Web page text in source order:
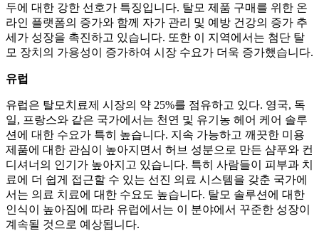
두에 대한 강한 선호가 특징입니다. 탈모 제품 구매를 위한 온
라인 플랫폼의 증가와 함께 자가 관리 및 예방 건강의 증가 추
세가 성장을 촉진하고 있습니다. 또한 이 지역에서는 첨단 탈
모 장치의 가용성이 증가하여 시장 수요가 더욱 증가했습니다.
유럽
유럽은 탈모치료제 시장의 약 25%를 점유하고 있다. 영국, 독
일, 프랑스와 같은 국가에서는 천연 및 유기농 헤어 케어 솔루
션에 대한 수요가 특히 높습니다. 지속 가능하고 깨끗한 미용
제품에 대한 관심이 높아지면서 허브 성분으로 만든 샴푸와 컨
디셔너의 인기가 높아지고 있습니다. 특히 사람들이 피부과 치
료에 더 쉽게 접근할 수 있는 선진 의료 시스템을 갖춘 국가에
서는 의료 치료에 대한 수요도 높습니다. 탈모 솔루션에 대한
인식이 높아짐에 따라 유럽에서는 이 분야에서 꾸준한 성장이
계속될 것으로 예상됩니다.